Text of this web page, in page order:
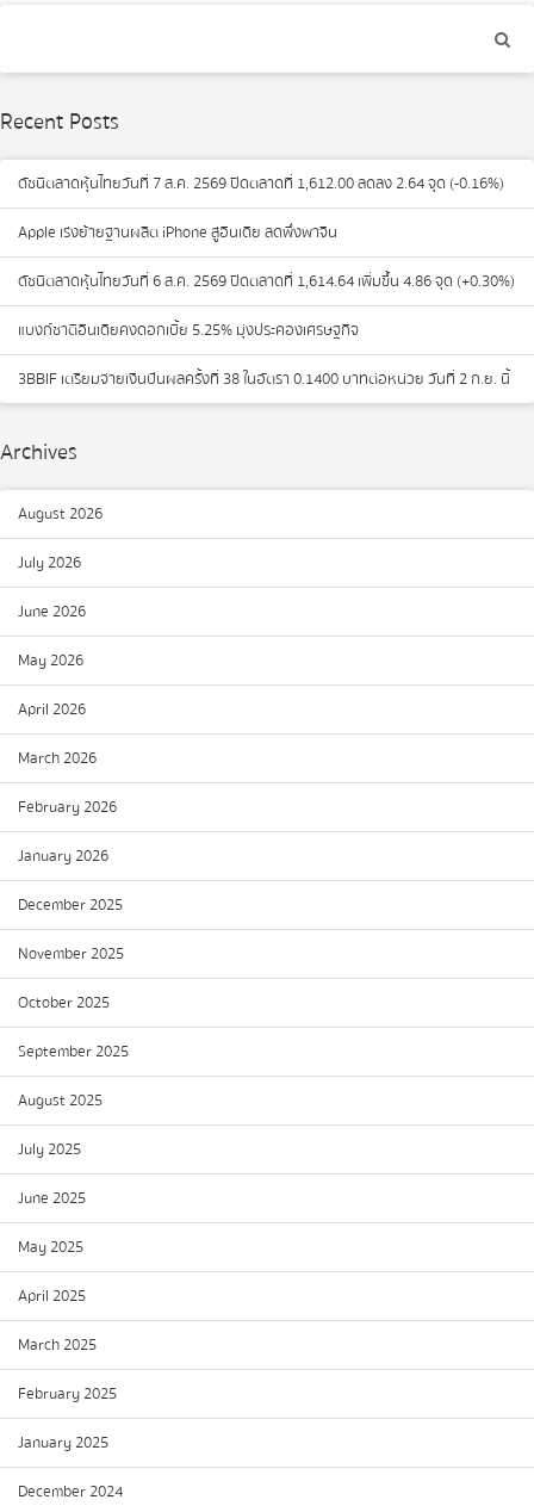
Recent Posts
ดัชนีตลาดหุ้นไทยวันที่ 7 ส.ค. 2569 ปิดตลาดที่ 1,612.00 ลดลง 2.64 จุด (-0.16%)
Apple เร่งย้ายฐานผลิต iPhone สู่อินเดีย ลดพึ่งพาจีน
ดัชนีตลาดหุ้นไทยวันที่ 6 ส.ค. 2569 ปิดตลาดที่ 1,614.64 เพิ่มขึ้น 4.86 จุด (+0.30%)
แบงก์ชาติอินเดียคงดอกเบี้ย 5.25% มุ่งประคองเศรษฐกิจ
3BBIF เตรียมจ่ายเงินปันผลครั้งที่ 38 ในอัตรา 0.1400 บาทต่อหน่วย วันที่ 2 ก.ย. นี้
Archives
August 2026
July 2026
June 2026
May 2026
April 2026
March 2026
February 2026
January 2026
December 2025
November 2025
October 2025
September 2025
August 2025
July 2025
June 2025
May 2025
April 2025
March 2025
February 2025
January 2025
December 2024